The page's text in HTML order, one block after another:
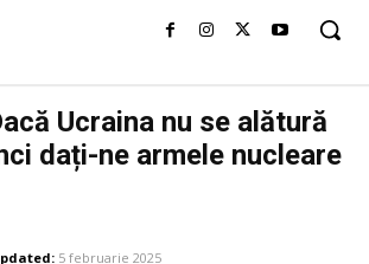
Ucraina nu se alătură
dați-ne armele nucleare
5 februarie 2025